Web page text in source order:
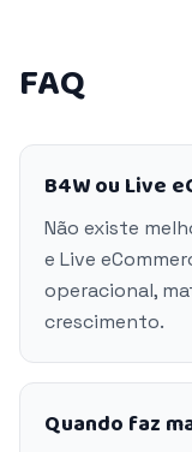
FAQ
B4W ou Live
Não existe
e Live
operacional,
crescimento.
Quando faz